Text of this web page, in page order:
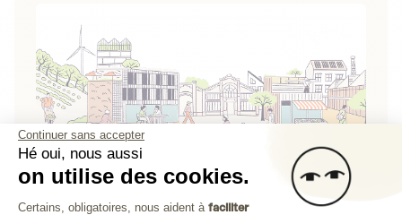
Continuer sans accepter
Hé oui, nous aussi
on utilise des cookies.
Plateforme de Gestion du
Certains, obligatoires, nous aident à faciliter